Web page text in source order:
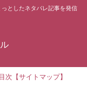
としたネタバレ記事を発信
目次【サイトマップ】